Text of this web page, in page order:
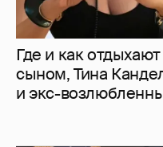
Где и как
сыном, Тина
и экс-